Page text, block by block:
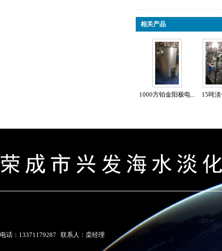
相关产品
1000方铂金阳极电... 15吨
电话：13371179287 联系人：栾经理